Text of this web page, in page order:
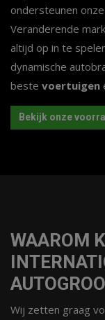
ondersteunen
Veranderende
altijd op in te
dynamische
beste voertuigen
Bekijk onze
WAAROM
Wij zetten graag